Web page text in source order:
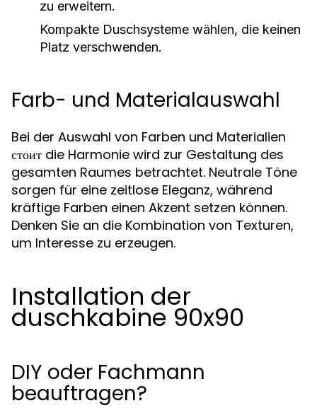
zu erweitern.
Kompakte Duschsysteme wählen, die keinen
Platz verschwenden.
Farb- und Materialauswahl
Bei der Auswahl von Farben und Materialien
стоит die Harmonie wird zur Gestaltung des
gesamten Raumes betrachtet. Neutrale Töne
sorgen für eine zeitlose Eleganz, während
kräftige Farben einen Akzent setzen können.
Denken Sie an die Kombination von Texturen,
um Interesse zu erzeugen.
Installation der
duschkabine 90x90
DIY oder Fachmann
beauftragen?